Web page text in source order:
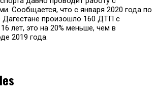
Сообщается, что с января 2020 года по
Дагестане произошло 160 ДТП с
лет, это на 20% меньше, чем в
2019 года.